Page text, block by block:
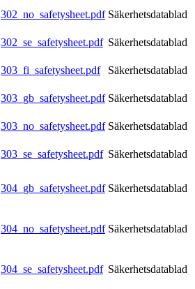
302_no_safetysheet.pdf Säkerhetsdatablad
302_se_safetysheet.pdf Säkerhetsdatablad
303_fi_safetysheet.pdf
Säkerhetsdatablad
303_gb_safetysheet.pdf Säkerhetsdatablad
303_no_safetysheet.pdf Säkerhetsdatablad
303_se_safetysheet.pdf Säkerhetsdatablad
304_gb_safetysheet.pdf Säkerhetsdatablad
304_no_safetysheet.pdf Säkerhetsdatablad
304_se_safetysheet.pdf Säkerhetsdatablad